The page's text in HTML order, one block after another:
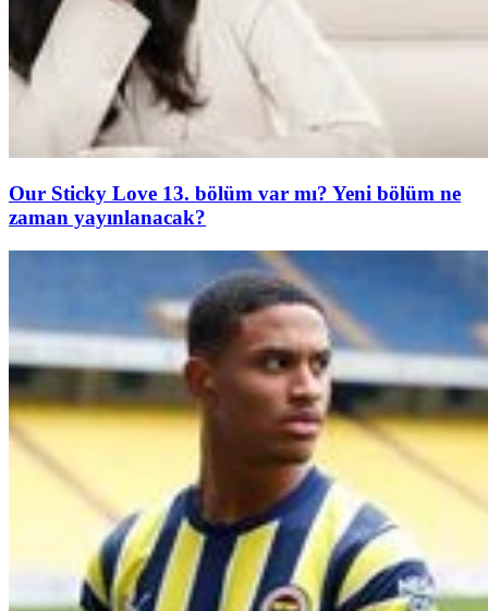
Our Sticky Love 13. bölüm var mı? Yeni bölüm ne
zaman yayınlanacak?